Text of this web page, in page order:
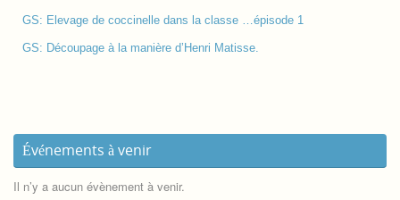
GS: Elevage de coccinelle dans la classe …épisode 1
GS: Découpage à la manière d’Henri Matisse.
Événements à venir
Il n’y a aucun évènement à venir.